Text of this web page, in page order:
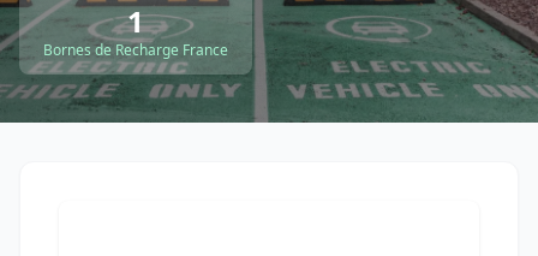
1
Bornes de Recharge France